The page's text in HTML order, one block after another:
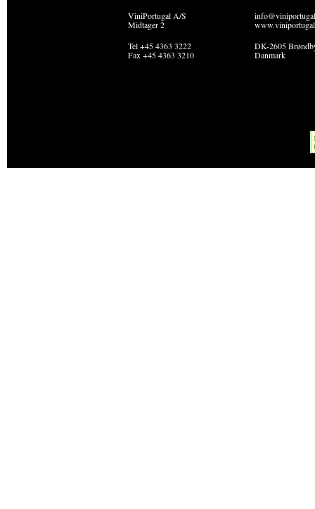
ViniPortugal A/S
Midtager 2
Tel +45 4363 3222
Fax +45 4363 3210
DK-2605
Danmark